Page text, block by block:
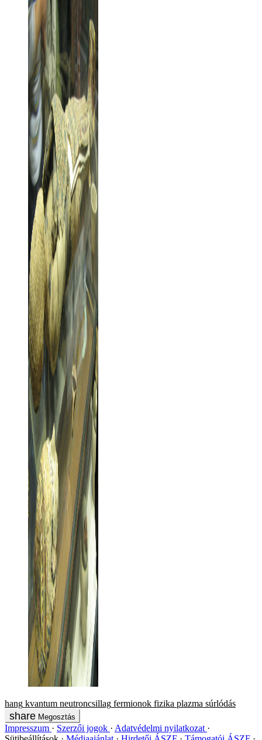
hang kvantum neutroncsillag fermionok fizika plazma súrlódás
Megosztás
Impresszum Szerzői jogok
Adatvédelmi nyilatkozat